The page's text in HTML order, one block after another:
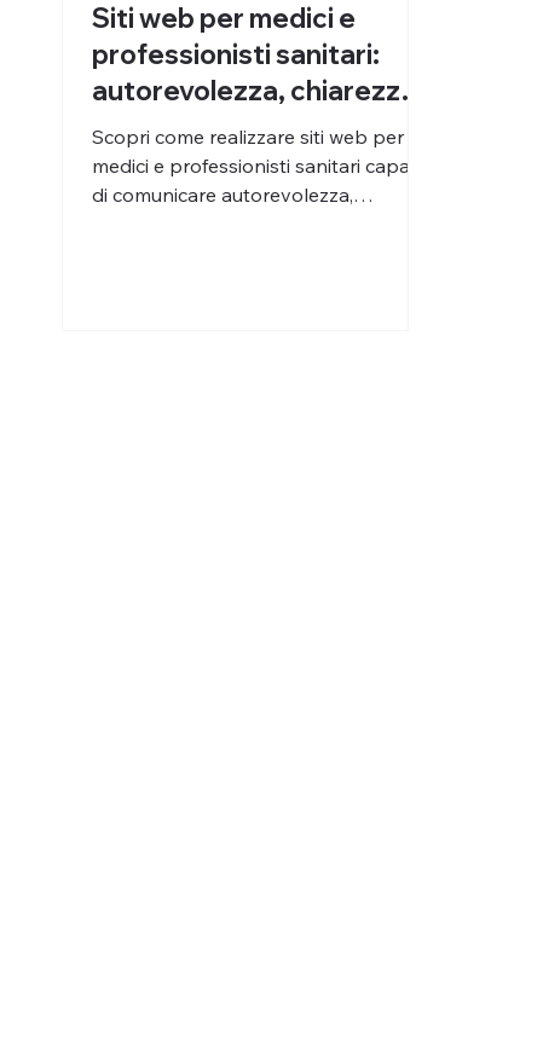
Siti web per medici e
professionisti sanitari:
autorevolezza, chiarezza
e fiducia
Scopri come realizzare siti web per
medici e professionisti sanitari capaci
di comunicare autorevolezza,